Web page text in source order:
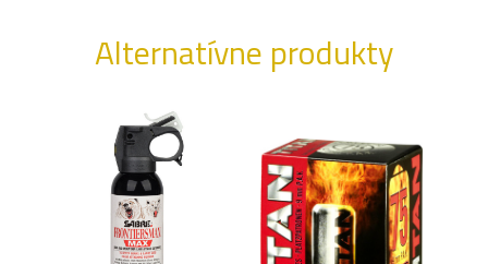
Alternatívne produkty